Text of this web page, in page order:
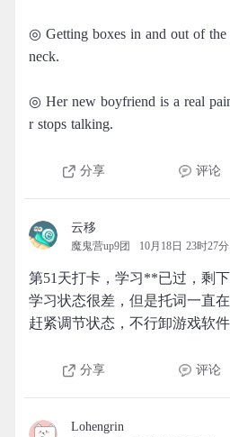
◎ Getting boxes in and out of the
neck.
◎ Her new boyfriend is a real
r stops talking.
分享 评论
云移
魔鬼营up9团 10月18日 23时27分
第51天打卡，学习**已过，剩
学习状态很差，但是托词一直
赶紧调节状态，不行卸游戏软
分享 评论
Lohengrin